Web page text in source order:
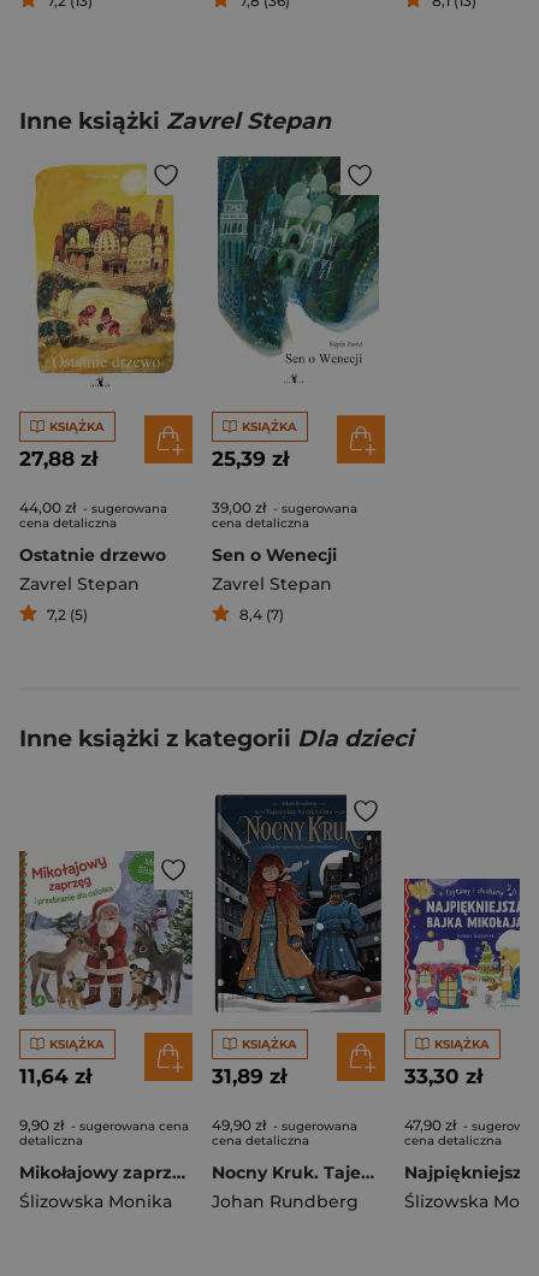
Inne książki Zavrel Stepan
KSIĄŻKA
27,88 zł
44,00 zł - sugerowana
cena detaliczna
Ostatnie drzewo
Zavrel Stepan
7,2 (5)
KSIĄŻKA
25,39 zł
39,00 zł - sugerowana
cena detaliczna
Sen o Wenecji
Zavrel Stepan
8,4 (7)
Inne książki z kategorii Dla dzieci
KSIĄŻKA
11,64 zł
9,90 zł - sugerowana cena
detaliczna
Mikołajowy zaprzęg i przebranie dla osiołka
Ślizowska Monika
KSIĄŻKA
31,89 zł
49,90 zł - sugerowana
cena detaliczna
Nocny Kruk. Tajemnice Sztokholmu
Johan Rundberg
KSIĄŻKA
33,30 zł
47,90 zł -
cena detaliczna
Ślizowska